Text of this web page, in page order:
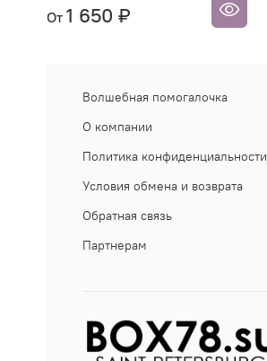
От 1 650 ₽
Волшебная помогалочка
О компании
Политика конфиденциальности
Условия обмена и возврата
Обратная связь
Партнерам